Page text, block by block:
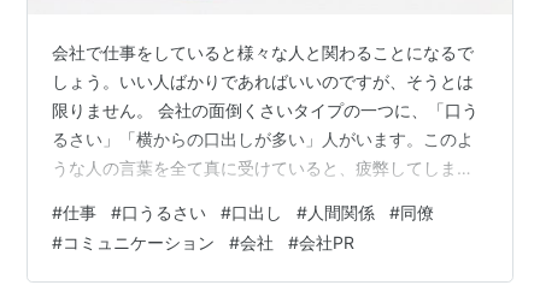
会社で仕事をしていると様々な人と関わることになるで
しょう。いい人ばかりであればいいのですが、そうとは
限りません。 会社の面倒くさいタイプの一つに、「口う
るさい」「横からの口出しが多い」人がいます。このよ
うな人の言葉を全て真に受けていると、疲弊してしまい
ついて、その対処法を説明します。 こんにちはっキュ！
Q太郎とシュゾーだ。 隣の席の人があれこれ口出しして
きて辛いっキュ 口出しされるとイライラするし疲れるよ
#仕事 #口うるさい #口出し #人間関係 #同僚
#コミュニケーション #会社 #会社PR